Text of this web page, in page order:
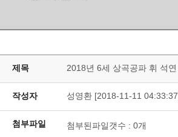
제목 2018년 6세 상곡공파 휘 석
작성자 성영환 [2018-11-11
첨부파일 첨부된파일갯수 : 0개